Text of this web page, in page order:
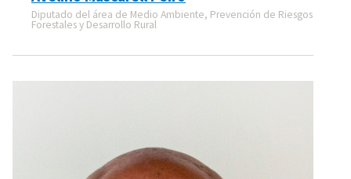
Diputado del área de Medio Ambiente, Prevención de Riesgos
Forestales y Desarrollo Rural